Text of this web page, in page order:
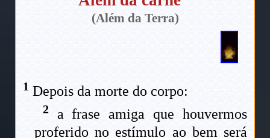
(Além da Terra)
1 Depois da morte do corpo:
2a frase amiga que houvermos
proferido no estímulo ao bem será